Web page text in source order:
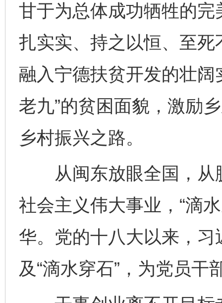
甘于为总体成功牺牲的
扎实实、持之以恒、至死
融入宁德扶贫开发的壮阔
老九”的贫困面貌，激励
乡村振兴之路。
从闽东放眼全国，从
社会主义伟大事业，“滴
华。党的十八大以来，
及“滴水穿石”，为党员